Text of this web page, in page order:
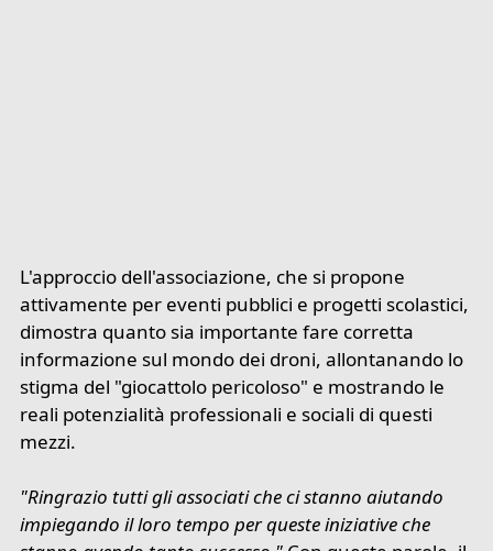
L'approccio dell'associazione, che si propone
attivamente per eventi pubblici e progetti scolastici,
dimostra quanto sia importante fare corretta
informazione sul mondo dei droni, allontanando lo
stigma del "giocattolo pericoloso" e mostrando le
reali potenzialità professionali e sociali di questi
mezzi.
"Ringrazio tutti gli associati che ci stanno aiutando
impiegando il loro tempo per queste iniziative che